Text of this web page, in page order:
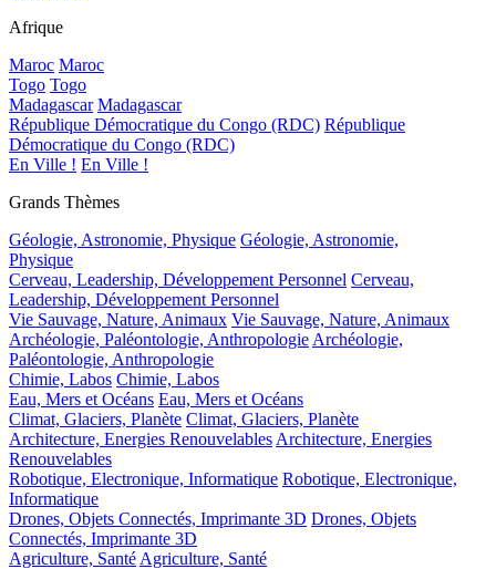
Afrique
Maroc Maroc
Togo Togo
Madagascar Madagascar
République Démocratique du Congo (RDC) République
Démocratique du Congo (RDC)
En Ville ! En Ville !
Grands Thèmes
Géologie, Astronomie, Physique Géologie, Astronomie,
Physique
Cerveau, Leadership, Développement Personnel Cerveau,
Leadership, Développement Personnel
Vie Sauvage, Nature, Animaux Vie Sauvage, Nature, Animaux
Archéologie, Paléontologie, Anthropologie Archéologie,
Paléontologie, Anthropologie
Chimie, Labos Chimie, Labos
Eau, Mers et Océans Eau, Mers et Océans
Climat, Glaciers, Planète Climat, Glaciers, Planète
Architecture, Energies Renouvelables Architecture, Energies
Renouvelables
Robotique, Electronique, Informatique Robotique, Electronique,
Informatique
Drones, Objets Connectés, Imprimante 3D Drones, Objets
Connectés, Imprimante 3D
Agriculture, Santé Agriculture, Santé